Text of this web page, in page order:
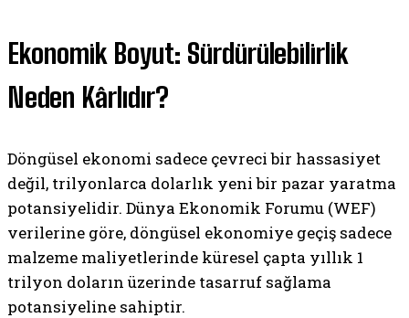
Ekonomik Boyut: Sürdürülebilirlik
Neden Kârlıdır?
Döngüsel ekonomi sadece çevreci bir hassasiyet
değil, trilyonlarca dolarlık yeni bir pazar yaratma
potansiyelidir. Dünya Ekonomik Forumu (WEF)
verilerine göre, döngüsel ekonomiye geçiş sadece
malzeme maliyetlerinde küresel çapta yıllık 1
trilyon doların üzerinde tasarruf sağlama
potansiyeline sahiptir.